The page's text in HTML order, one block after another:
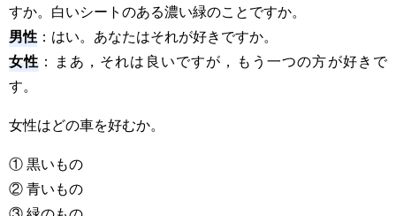
すか。白いシートのある濃い緑のことですか。
男性 ：はい。あなたはそれが好きですか。
女性 ：まあ，それは良いですが，もう一つの方が好きで
す。
女性はどの車を好むか。
① 黒いもの
② 青いもの